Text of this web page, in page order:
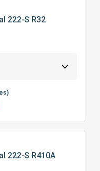
222-S R32
222-S R410A